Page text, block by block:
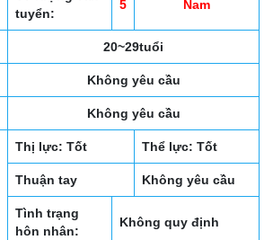
tuyển:
5 Nam
20~29tuổi
Không yêu cầu
Không yêu cầu
Thị lực: Tốt Thể lực: Tốt
Thuận tay Không yêu cầu
Tình trạng
hôn nhân:
Không quy định